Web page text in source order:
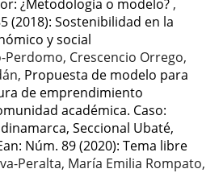
¿Metodología o modelo? ,
(2018): Sostenibilidad en la
y social
Perdomo, Crescencio Orrego,
Propuesta de modelo para
de emprendimiento
académica. Caso:
Seccional Ubaté,
Núm. 89 (2020): Tema libre
Peralta, María Emilia Rompato,